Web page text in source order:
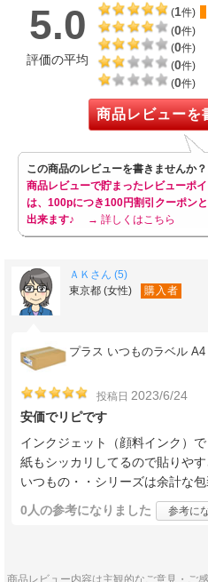
5.0
評価の平均
(1件)
(0件)
(0件)
(0件)
(0件)
商品レビューを
この商品のレビューを書きませんか？
商品レビューで貯まったレビューポイ
は、100pにつき100円割引クーポン
出来ます♪
→ 詳しくはこちら
ＡＫさん (5)
東京都 (女性)
購入者
プラス いつものラベル
投稿日 2023/6/24
安価でリピです
インクジェット（顔料インク）
紙もシッカリしてるので貼りやす
いつもの・・シリーズは余計な
0人の参考になりました 参考に